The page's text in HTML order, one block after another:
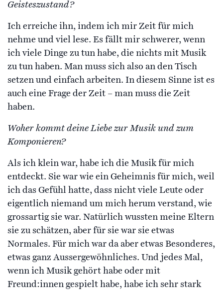
Geisteszustand?
Ich erreiche ihn, indem ich mir Zeit für mich
nehme und viel lese. Es fällt mir schwerer, wenn
ich viele Dinge zu tun habe, die nichts mit Musik
zu tun haben. Man muss sich also an den Tisch
setzen und einfach arbeiten. In diesem Sinne ist es
auch eine Frage der Zeit – man muss die Zeit
haben.
Woher kommt deine Liebe zur Musik und zum
Komponieren?
Als ich klein war, habe ich die Musik für mich
entdeckt. Sie war wie ein Geheimnis für mich, weil
ich das Gefühl hatte, dass nicht viele Leute oder
eigentlich niemand um mich herum verstand, wie
grossartig sie war. Natürlich wussten meine Eltern
sie zu schätzen, aber für sie war sie etwas
Normales. Für mich war da aber etwas Besonderes,
etwas ganz Aussergewöhnliches. Und jedes Mal,
wenn ich Musik gehört habe oder mit
Freund:innen gespielt habe, habe ich sehr stark